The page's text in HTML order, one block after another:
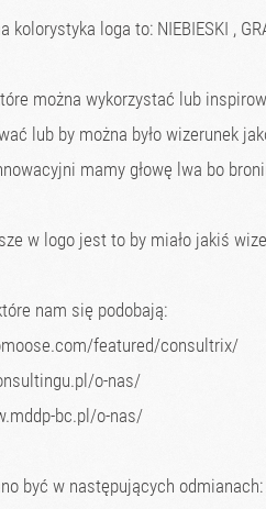
kolorystyka loga to: NIEBIESKI ,
można wykorzystać lub
lub by można było wizerunek
mamy głowę lwa bo
w logo jest to by miało jakiś
nam się podobają:
featured/consultrix/
o-nas/
bc.pl/o-nas/
być w następujących odmianach: